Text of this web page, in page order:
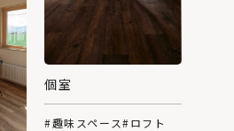
個室
#趣味スペース#ロフト